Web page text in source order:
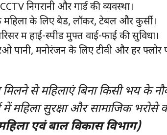
निगरानी और गार्ड की व्यवस्था।
महिला के लिए बेड, लॉकर, टेबल और कुर्सी।
में हाई-स्पीड मुफ्त वाई-फाई की सुविधा।
पानी, मनोरंजन के लिए टीवी और हर फ्लोर
से महिलाएं बिना किसी भय के
महिला सुरक्षा और सामाजिक भरोसे
एवं बाल विकास विभाग)